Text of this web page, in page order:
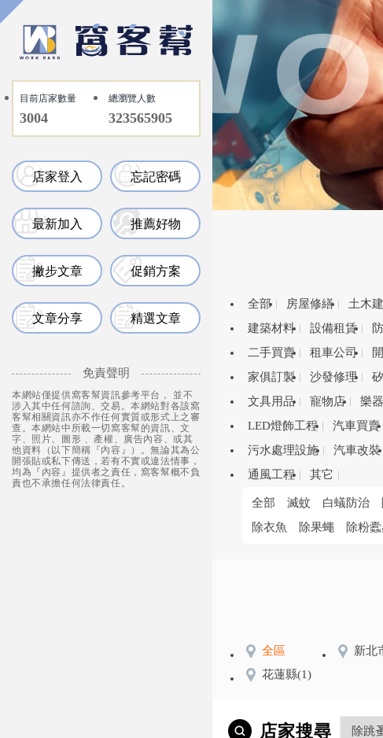
目前店家數量
3004
總瀏覽人數
323565905
店家登入 忘記密碼
最新加入 推薦好物
撇步文章 促銷方案
文章分享 精選文章
免責聲明
本網站僅提供窩客幫資訊參考平台， 並不
涉入其中任何諮詢、交易。本網站對各該窩
客幫相關資訊亦不作任何實質或形式上之審
查。本網站中所載一切窩客幫的資訊、文
字、照片、圖形 、產權、廣告內容、或其
他資料（以下簡稱『內容』）。無論其為公
開張貼或私下傳送，若有不實或違法情事，
均為『內容』提供者之責任，窩客幫概不負
責也不承擔任何法律責任。
全部 房屋修繕 土木
建築材料
設備租賃
二手買賣
租車公司
家俱訂製
沙發修理
文具用品
寵物店 樂
LED燈飾工程
汽車買賣
污水處理設施
汽車改裝
通風工程
其它
全部 滅蚊 白蟻防治
除衣魚
除果蠅 除粉
全區 新北
花蓮縣(1)
店家搜尋